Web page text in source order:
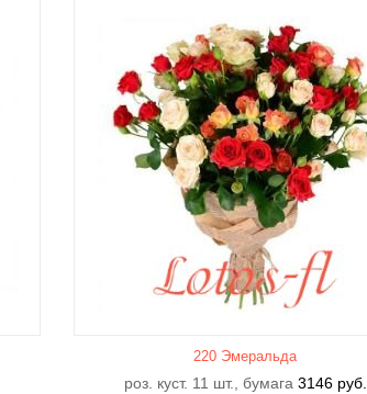
220 Эмеральда
роз. куст. 11 шт., бумага 3146 руб.